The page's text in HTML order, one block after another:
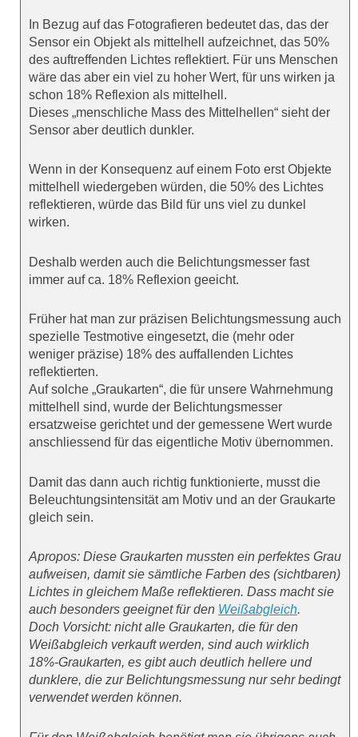
In Bezug auf das Fotografieren bedeutet das, das der
Sensor ein Objekt als mittelhell aufzeichnet, das 50%
des auftreffenden Lichtes reflektiert. Für uns Menschen
wäre das aber ein viel zu hoher Wert, für uns wirken ja
schon 18% Reflexion als mittelhell.
Dieses „menschliche Mass des Mittelhellen“ sieht der
Sensor aber deutlich dunkler.
Wenn in der Konsequenz auf einem Foto erst Objekte
mittelhell wiedergeben würden, die 50% des Lichtes
reflektieren, würde das Bild für uns viel zu dunkel
wirken.
Deshalb werden auch die Belichtungsmesser fast
immer auf ca. 18% Reflexion geeicht.
Früher hat man zur präzisen Belichtungsmessung auch
spezielle Testmotive eingesetzt, die (mehr oder
weniger präzise) 18% des auffallenden Lichtes
reflektierten.
Auf solche „Graukarten“, die für unsere Wahrnehmung
mittelhell sind, wurde der Belichtungsmesser
ersatzweise gerichtet und der gemessene Wert wurde
anschliessend für das eigentliche Motiv übernommen.
Damit das dann auch richtig funktionierte, musst die
Beleuchtungsintensität am Motiv und an der Graukarte
gleich sein.
Apropos: Diese Graukarten mussten ein perfektes Grau
aufweisen, damit sie sämtliche Farben des (sichtbaren)
Lichtes in gleichem Maße reflektieren. Dass macht sie
auch besonders geeignet für den Weißabgleich.
Doch Vorsicht: nicht alle Graukarten, die für den
Weißabgleich verkauft werden, sind auch wirklich
18%-Graukarten, es gibt auch deutlich hellere und
dunklere, die zur Belichtungsmessung nur sehr bedingt
verwendet werden können.